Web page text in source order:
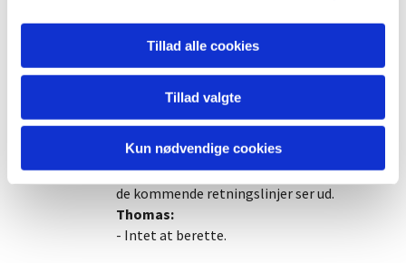
Tillad alle cookies
Tillad valgte
Kun nødvendige cookies
- Retningslinjer gør at vi ikke kan have
dåb i højmessen. Derfor er der en del
søndage hvor der er lagt en
dåbsgudstjeneste lige efter højmessen.
- Vi kommer til at bruge vikarer i
efteråret for at komme igennem denne
pukkel af dåb, konfirmationer m. flere.
- Vindinge konfirmationer bliver måske
delt på 3 tjenester afhængig af hvordan
de kommende retningslinjer ser ud.
Thomas:
- Intet at berette.